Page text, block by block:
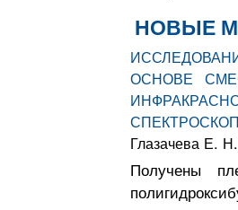
НОВЫЕ
ОСНОВЕ
Глазачева Е.
Получены